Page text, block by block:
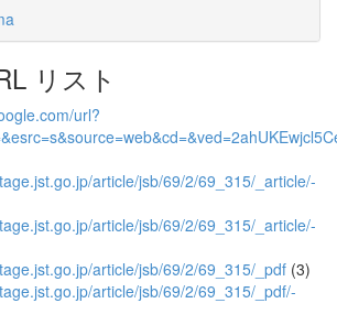
リスト
url?
article/jsb/69/2/69_315/_article/-
article/jsb/69/2/69_315/_article/-
article/jsb/69/2/69_315/_pdf (3)
article/jsb/69/2/69_315/_pdf/-